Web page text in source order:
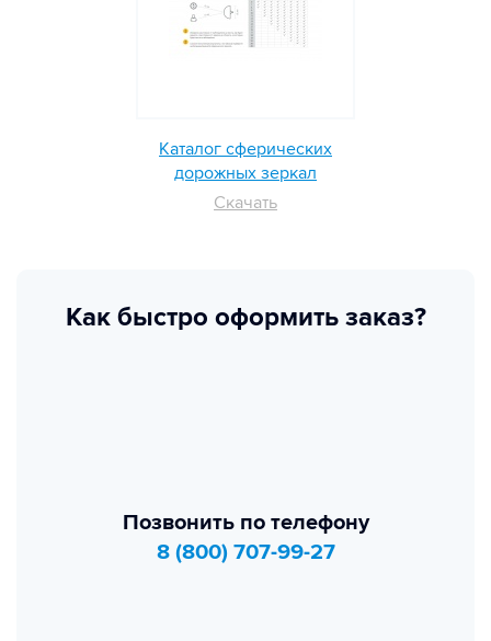
Каталог сферических
дорожных зеркал
Скачать
Как быстро оформить заказ?
Позвонить по телефону
8 (800) 707-99-27